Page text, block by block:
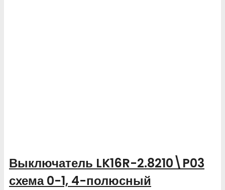
Выключатель LK16R-2.8210\P03
схема 0-1, 4-полюсный